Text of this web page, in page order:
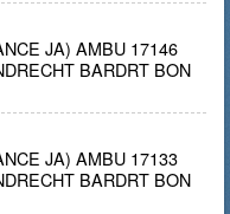
JA) AMBU 17146
BARDRT BON
JA) AMBU 17133
BARDRT BON